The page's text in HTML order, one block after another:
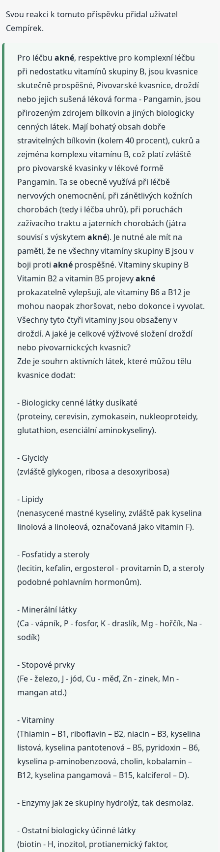
Svou reakci k tomuto příspěvku přidal uživatel
Cempírek.
Pro léčbuakné, respektive pro komplexní léčbu
při nedostatku vitamínů skupiny B, jsou kvasnice
skutečně prospěšné, Pivovarské kvasnice, droždí
nebo jejich sušená léková forma - Pangamin, jsou
přirozeným zdrojem bílkovin a jiných biologicky
cenných látek. Mají bohatý obsah dobře
stravitelných bílkovin (kolem 40 procent), cukrů a
zejména komplexu vitamínu B, což platí zvláště
pro pivovarské kvasinky v lékové formě
Pangamin. Ta se obecně využívá při léčbě
nervových onemocnění, při zánětlivých kožních
chorobách (tedy i léčba uhrů), při poruchách
zažívacího traktu a jaterních chorobách (játra
souvisí s výskytemakné). Je nutné ale mít na
paměti, že ne všechny vitamíny skupiny B jsou v
boji protiakné prospěšné. Vitaminy skupiny B
Vitamin B2 a vitamin B5 projevyakné
prokazatelně vylepšují, ale vitaminy B6 a B12 je
mohou naopak zhoršovat, nebo dokonce i vyvolat.
Všechny tyto čtyři vitaminy jsou obsaženy v
droždí. A jaké je celkové výživové složení droždí
nebo pivovarnickcých kvasnic?
Zde je souhrn aktivních látek, které můžou tělu
kvasnice dodat:
- Biologicky cenné látky dusíkaté
(proteiny, cerevisin, zymokasein, nukleoproteidy,
glutathion, esenciální aminokyseliny).
- Glycidy
(zvláště glykogen, ribosa a desoxyribosa)
- Lipidy
(nenasycené mastné kyseliny, zvláště pak kyselina
linolová a linoleová, označovaná jako vitamin F).
- Fosfatidy a steroly
(lecitin, kefalin, ergosterol - provitamín D, a steroly
podobné pohlavním hormonům).
- Minerální látky
(Ca - vápník, P - fosfor, K - draslík, Mg - hořčík, Na -
sodík)
- Stopové prvky
(Fe - železo, J - jód, Cu - měď, Zn - zinek, Mn -
mangan atd.)
- Vitaminy
(Thiamin – B1, riboflavin – B2, niacin – B3, kyselina
listová, kyselina pantotenová – B5, pyridoxin – B6,
kyselina p-aminobenzoová, cholin, kobalamin –
B12, kyselina pangamová – B15, kalciferol – D).
- Enzymy jak ze skupiny hydrolýz, tak desmolaz.
- Ostatní biologicky účinné látky
(biotin - H, inozitol, protianemický faktor,